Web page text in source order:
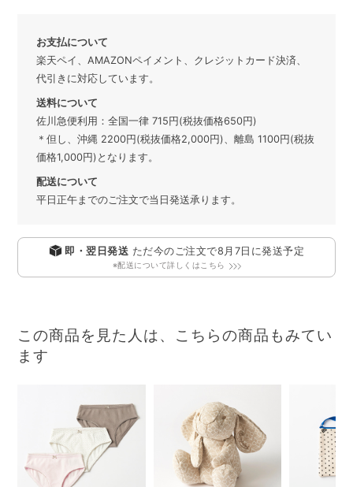
お支払について
楽天ペイ、AMAZONペイメント、クレジットカード決済、
代引きに対応しています。
送料について
佐川急便利用：全国一律 715円(税抜価格650円)
＊但し、沖縄 2200円(税抜価格2,000円)、離島 1100円(税抜
価格1,000円)となります。
配送について
平日正午までのご注文で当日発送承ります。
即・翌日発送 ただ今のご注文で8月7日 に発送予定
※配送について詳しくはこちら
この商品を見た人は、こちらの商品もみてい
ます